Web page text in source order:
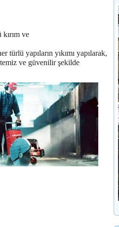
ve
yapıların yıkımı yapılarak,
temiz ve güvenilir şekilde